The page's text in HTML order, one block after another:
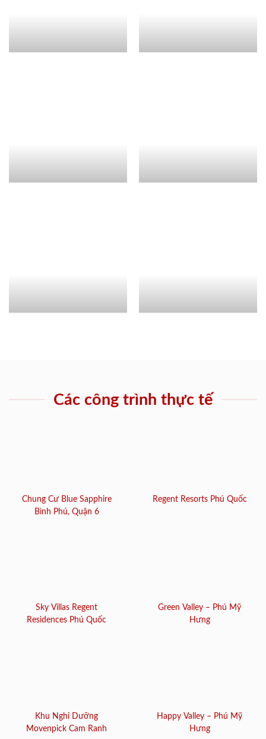
Các công trình thực tế
Chung Cư Blue Sapphire
Bình Phú, Quận 6
Regent Resorts Phú Quốc
Sky Villas Regent
Residences Phú Quốc
Green Valley – Phú Mỹ
Hưng
Khu Nghỉ Dưỡng
Movenpick Cam Ranh
Happy Valley – Phú Mỹ
Hưng